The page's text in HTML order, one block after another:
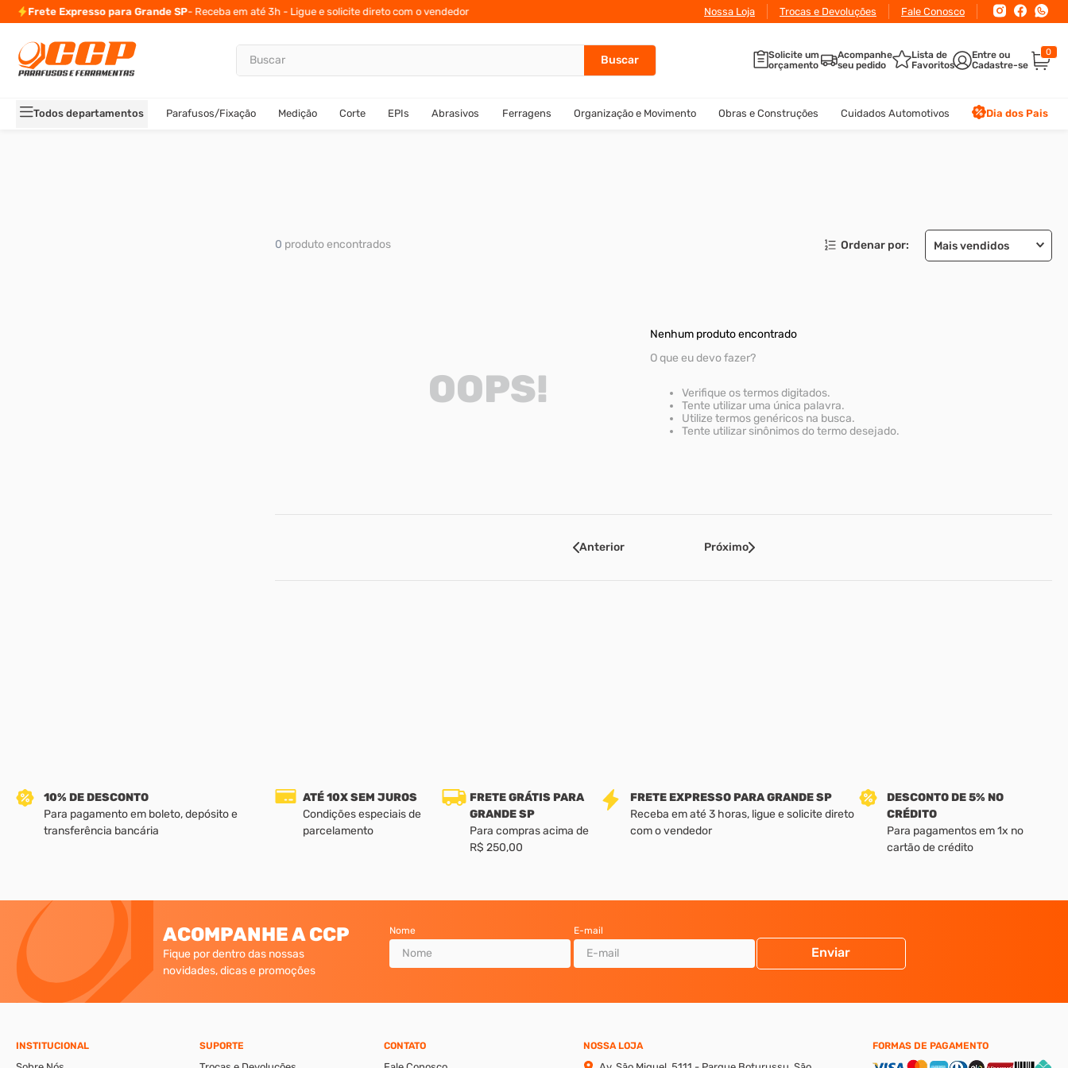
Frete Expresso para Grande SP- Receba em até 3h - Ligue e solicite direto com o vendedor Nossa Loja Trocas e Devoluções Fale Conosco
Buscar
Solicite um
orçamento
Acompanhe
seu pedido
Lista de
Favoritos
0
Todos departamentos Parafusos/Fixação Medição Corte EPIs Abrasivos Ferragens Organização e Movimento Obras e Construções Cuidados Automotivos Dia dos Pais
0 produto Mais vendidos
OOPS!
Nenhum produto encontrado
O que eu devo fazer?
Verifique os termos digitados.
Tente utilizar uma única palavra.
Utilize termos genéricos na busca.
Tente utilizar sinônimos do termo desejado.
Anterior Próximo
10% DE DESCONTO
Para pagamento em boleto, depósito e
transferência bancária
ATÉ 10X SEM JUROS
Condições especiais de
parcelamento
FRETE GRÁTIS PARA
GRANDE SP
Para compras acima de
R$ 250,00
FRETE EXPRESSO PARA GRANDE SP
Receba em até 3 horas, ligue e solicite direto
com o vendedor
DESCONTO DE 5% NO
CRÉDITO
Para pagamentos em 1x no
cartão de crédito
ACOMPANHE A CCP
Fique por dentro das nossas
novidades, dicas e promoções
Nome E-mail
Enviar
INSTITUCIONAL SUPORTE CONTATO NOSSA LOJA FORMAS DE PAGAMENTO
TERMOS MAIS BUSCADOS
2º
carrinho titanium